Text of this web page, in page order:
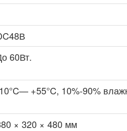
60Вт.
+55°C, 10%-90%
× 320 × 480 мм